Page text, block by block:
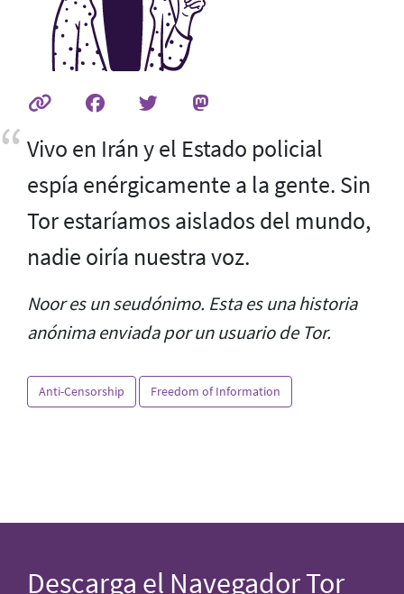
Vivo en Irán y el Estado policial
espía enérgicamente a la gente. Sin
Tor estaríamos aislados del mundo,
nadie oiría nuestra voz.
Noor es un seudónimo. Esta es una historia
anónima enviada por un usuario de Tor.
Anti-Censorship Freedom of Information
Descarga el Navegador Tor